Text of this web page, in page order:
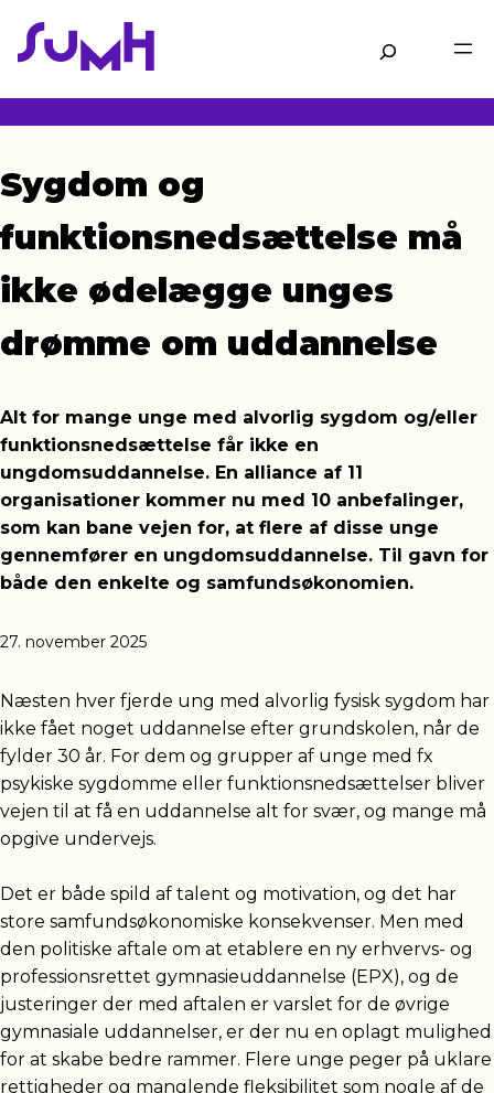
hovedindhold
Søg
Sygdom og
funktionsnedsættelse må
ikke ødelægge unges
drømme om uddannelse
Alt for mange unge med alvorlig sygdom og/eller
funktionsnedsættelse får ikke en
ungdomsuddannelse. En alliance af 11
organisationer kommer nu med 10 anbefalinger,
som kan bane vejen for, at flere af disse unge
gennemfører en ungdomsuddannelse. Til gavn for
både den enkelte og samfundsøkonomien.
27. november 2025
Næsten hver fjerde ung med alvorlig fysisk sygdom har
ikke fået noget uddannelse efter grundskolen, når de
fylder 30 år. For dem og grupper af unge med fx
psykiske sygdomme eller funktionsnedsættelser bliver
vejen til at få en uddannelse alt for svær, og mange må
opgive undervejs.
Det er både spild af talent og motivation, og det har
store samfundsøkonomiske konsekvenser. Men med
den politiske aftale om at etablere en ny erhvervs- og
professionsrettet gymnasieuddannelse (EPX), og de
justeringer der med aftalen er varslet for de øvrige
gymnasiale uddannelser, er der nu en oplagt mulighed
for at skabe bedre rammer. Flere unge peger på uklare
rettigheder og manglende fleksibilitet som nogle af de